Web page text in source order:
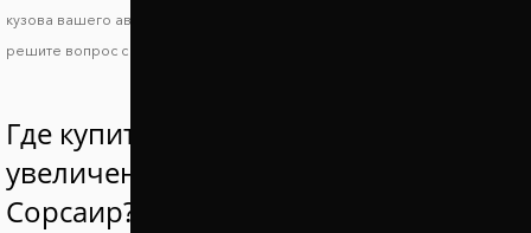
кузова вашего авто. Так вы получите идеально совместимые проставки и
решите вопрос с дорожным просветом.
Где купить проставки для
увеличения клиренса Линкольн
Cорсаир?